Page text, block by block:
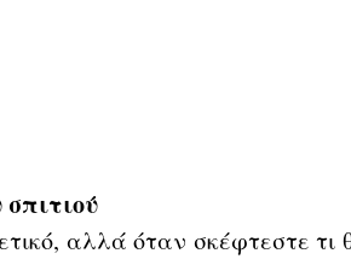
αλλά όταν σκέφτεστε τι